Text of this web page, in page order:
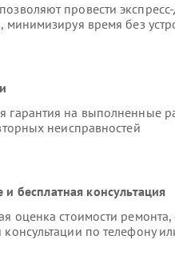
провести экспресс-
время без
гарантия на выполненные
неисправностей
бесплатная консультация
оценка стоимости ремонта,
по телефону